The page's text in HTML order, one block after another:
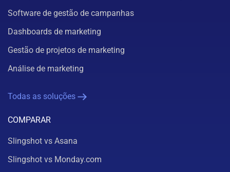
Software de gestão de campanhas
Dashboards de marketing
Gestão de projetos de marketing
Análise de marketing
Todas as soluções
COMPARAR
Slingshot vs Asana
Slingshot vs Monday.com